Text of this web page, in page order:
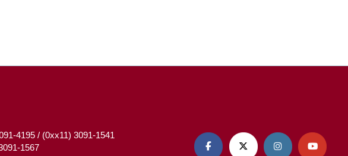
4195 / (0xx11) 3091-1541
1567
   